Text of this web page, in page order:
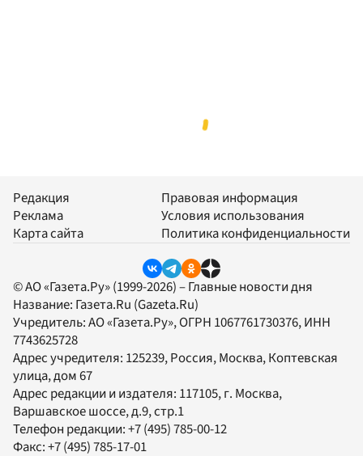
Редакция
Реклама
Карта сайта
Правовая информация
Условия использования
Политика конфиденциальности
© АО «Газета.Ру» (1999-2026) – Главные новости дня
Название: Газета.Ru (Gazeta.Ru)
Учредитель:АО «Газета.Ру», ОГРН 1067761730376, ИНН
7743625728
Адрес учредителя: 125239, Россия, Москва, Коптевская
улица, дом 67
Адрес редакции и издателя: 117105, г. Москва,
Варшавское шоссе, д.9, стр.1
Телефон редакции:+7 (495) 785-00-12
Факс:+7 (495) 785-17-01